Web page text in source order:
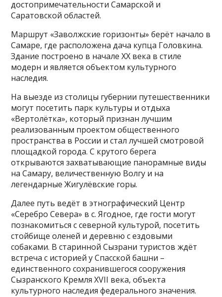
достопримечательности Самарской и
Саратовской областей.
Маршрут «Заволжские горизонты» берёт начало в
Самаре, где расположена дача купца Головкина.
Здание построено в начале ХХ века в стиле
модерн и является объектом культурного
наследия.
На выезде из столицы губернии путешественники
могут посетить парк культуры и отдыха
«Вертолётка», который признан лучшим
реализованным проектом общественного
пространства в России и стал лучшей смотровой
площадкой города. С крутого берега
открываются захватывающие панорамные виды
на Самару, величественную Волгу и на
легендарные Жигулёвские горы.
Далее путь ведёт в этнографический Центр
«Серебро Севера» в с. Ягодное, где гости могут
познакомиться с северной культурой, посетить
стойбище оленей и деревню с ездовыми
собаками. В старинной Сызрани туристов ждёт
встреча с историей у Спасской башни –
единственного сохранившегося сооружения
Сызранского Кремля XVII века, объекта
культурного наследия федерального значения.